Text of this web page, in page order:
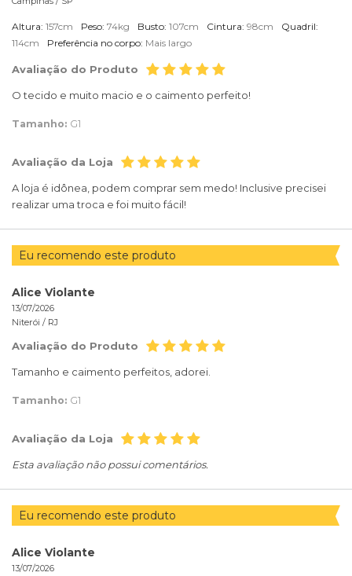
Altura: 157cm Peso: 74kg Busto: 107cm Cintura: 98cm
Quadril:
114cm
Preferência no corpo: Mais largo
Avaliação do Produto
O tecido e muito macio e o caimento perfeito!
Tamanho: G1
Avaliação da Loja
A loja é idônea, podem comprar sem medo! Inclusive precisei
realizar uma troca e foi muito fácil!
Eu recomendo este produto
Alice Violante
13/07/2026
Niterói / RJ
Avaliação do Produto
Tamanho e caimento perfeitos, adorei.
Tamanho: G1
Avaliação da Loja
Esta avaliação não possui comentários.
Eu recomendo este produto
Alice Violante
13/07/2026